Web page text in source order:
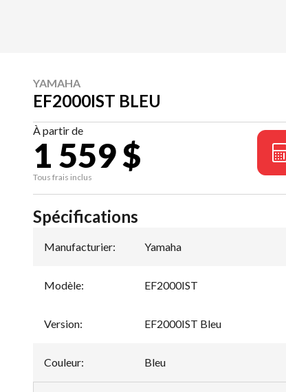
YAMAHA
EF2000IST BLEU
À partir de
1 559 $
Tous frais inclus
Spécifications
Manufacturier: Yamaha
Modèle: EF2000IST
Version: EF2000IST Bleu
Couleur: Bleu